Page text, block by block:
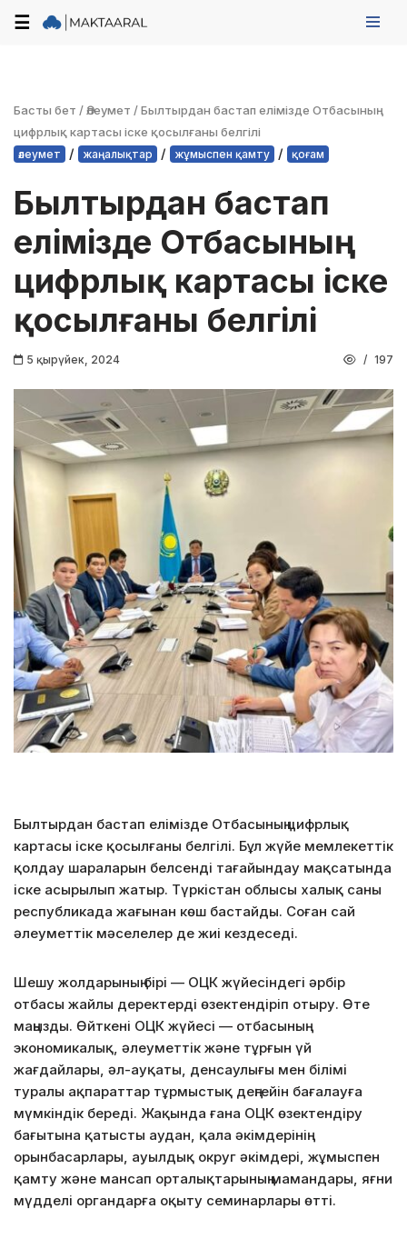
☰
Басты бет /Әлеумет /Б️ылтырдан бастап елімізде Отбасының
цифрлық картасы іске қосылғаны белгілі
әлеумет / жаңалықтар / жұмыспен қамту / қоғам
Б️ылтырдан бастап
елімізде Отбасының
цифрлық картасы іске
қосылғаны белгілі
5 қырүйек, 2024 197
Б️ылтырдан бастап елімізде Отбасының цифрлық
картасы іске қосылғаны белгілі. Бұл жүйе мемлекеттік
қолдау шараларын белсенді тағайындау мақсатында
іске асырылып жатыр. Түркістан облысы халық саны
республикада жағынан көш бастайды. Соған сай
әлеуметтік мәселелер де жиі кездеседі.
Шешу жолдарының бірі — ОЦК жүйесіндегі әрбір
отбасы жайлы деректерді өзектендіріп отыру. Өте
маңызды. Өйткені ОЦК жүйесі — отбасының
экономикалық, әлеуметтік және тұрғын үй
жағдайлары, әл-ауқаты, денсаулығы мен білімі
туралы ақпараттар тұрмыстық деңгейін бағалауға
мүмкіндік береді. Жақында ғана ОЦК өзектендіру
бағытына қатысты аудан, қала әкімдерінің
орынбасарлары, ауылдық округ әкімдері, жұмыспен
қамту және мансап орталықтарының мамандары, яғни
мүдделі органдарға оқыту семинарлары өтті.